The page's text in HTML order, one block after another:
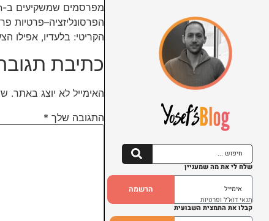
שלח לי את מה שמעניין
הרשמה
תנאי דוא"ל ופרטיות
קבלו את התמצית השבועית
הקריטי: בלעדיו,
כתיבת
האימייל לא יוצג באתר.
התגובה שלך *